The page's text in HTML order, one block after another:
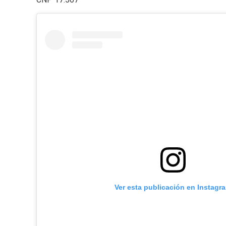
Ver esta publicación en